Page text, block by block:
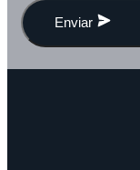
Enviar